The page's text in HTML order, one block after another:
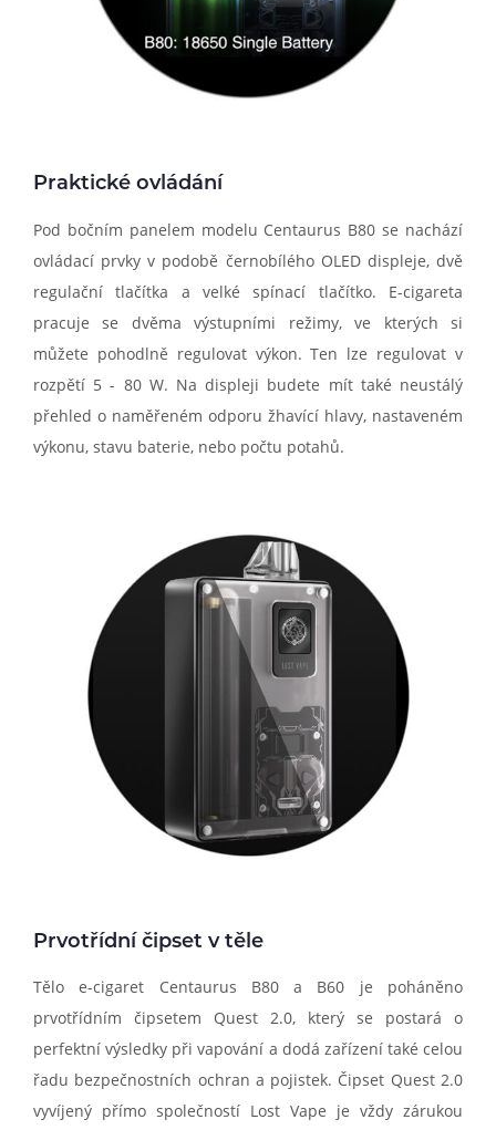
Praktické ovládání
Pod bočním panelem modelu Centaurus B80 se nachází
ovládací prvky v podobě černobílého OLED displeje, dvě
regulační tlačítka a velké spínací tlačítko. E-cigareta
pracuje se dvěma výstupními režimy, ve kterých si
můžete pohodlně regulovat výkon. Ten lze regulovat v
rozpětí 5 - 80 W. Na displeji budete mít také neustálý
přehled o naměřeném odporu žhavící hlavy, nastaveném
výkonu, stavu baterie, nebo počtu potahů.
Prvotřídní čipset v těle
Tělo e-cigaret Centaurus B80 a B60 je poháněno
prvotřídním čipsetem Quest 2.0, který se postará o
perfektní výsledky při vapování a dodá zařízení také celou
řadu bezpečnostních ochran a pojistek. Čipset Quest 2.0
vyvíjený přímo společností Lost Vape je vždy zárukou